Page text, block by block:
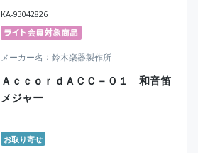
KA-93042826
メーカー名 鈴木楽器製作所
ＡｃｃｏｒｄＡＣＣ－０１ 和音笛
メジャー
お取り寄せ